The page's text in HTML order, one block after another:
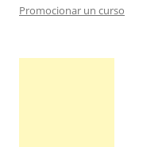
Promocionar un curso